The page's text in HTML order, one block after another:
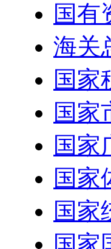
国有
海关
国家
国家
国家
国家
国家